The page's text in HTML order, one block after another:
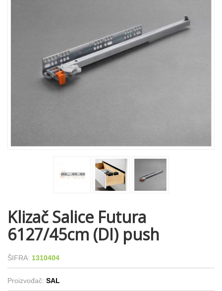
Klizač Salice Futura
6127/45cm (DI) push
ŠIFRA: 1310404
Proizvođač: SAL